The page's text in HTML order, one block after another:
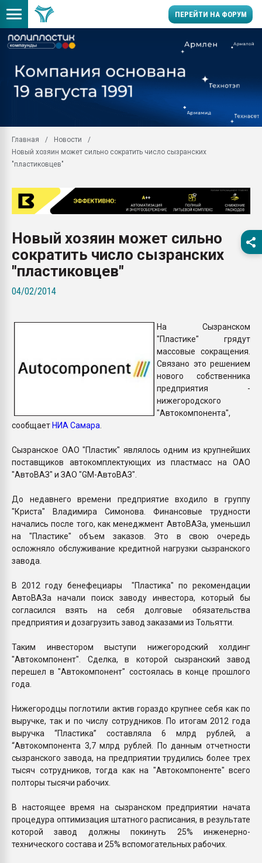
ПЕРЕЙТИ НА ФОРУМ
производство SPC
заводу пластмасс"
28.07.2026
первый план в
28.07.2026
ситуацией на
Главная
Новости
Новый хозяин может сильно сократить число сызранских
"пластиковцев"
Новый хозяин может сильно
сократить число сызранских
"пластиковцев"
04/02/2014
На Сызранском
"Пластике" грядут
массовые сокращения.
Связано это решением
нового собственника
предприятия -
нижегородского
"Автокомпонента",
сообщаетНИА Самара
Сызранское ОАО "Пластик" являлось одним из крупнейших
поставщиков автокомплектующих из пластмасс на ОАО
"АвтоВАЗ" и ЗАО "GM-АвтоВАЗ".
До недавнего времени предприятие входило в группу
"Криста" Владимира Симонова. Финансовые трудности
начались после того, как менеджмент АвтоВАЗа, уменьшил
на "Пластике" объем заказов. Это в свою очередь
осложняло обслуживание кредитной нагрузки сызранского
завода.
В 2012 году бенефециары "Пластика" по рекомендации
АвтоВАЗа начали поиск заводу инвестора, который бы
согласился взять на себя долговые обязательства
предприятия и дозагрузить завод заказами из Тольятти.
Таким инвестором выступи нижегородский холдинг
"Автокомпонент". Сделка, в которой сызранский завод
перешел в "Автокомпонент" состоялась в конце прошлого
года.
Нижегородцы поглотили актив гораздо крупнее себя как по
выручке, так и по числу сотрудников. По итогам 2012 года
выручка “Пластика” составляла 6 млрд рублей, а
“Автокомпонента 3,7 млрд рублей. По данным отчетности
сызранского завода, на предприятии трудились более трех
тысяч сотрудников, тогда как на "Автокомпоненте" всего
полторы тысячи рабочих.
В настоящее время на сызранском предприятии начата
процедура оптимизация штатного расписания, в результате
которой завод должны покинуть 25% инженерно-
технического состава и 25% вспомогательных рабочих.